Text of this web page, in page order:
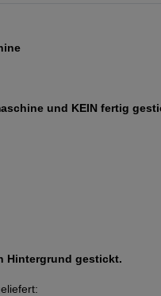
und KEIN fertig
Hintergrund gestickt.